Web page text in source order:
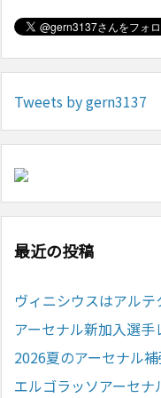
Tweets by gern3137
最近の投稿
ヴィニシウスはアル
アーセナル新加入選
2026夏のアーセナル
エルゴラッソアーセ